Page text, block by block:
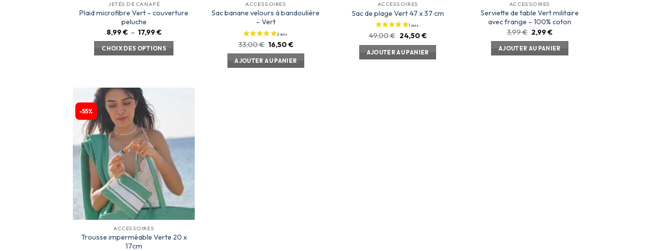
JETÉS DE CANAPÉ
Plaid microfibre Vert – couverture
peluche
8,99€ – 17,99€
CHOIX DES OPTIONS
ACCESSOIRES
Sac banane velours à bandoulière
– Vert
33,00€ 16,50€
AJOUTER AU PANIER
ACCESSOIRES
Sac de plage Vert 47 x 37 cm
49,00€ 24,50 €
AJOUTER AU PANIER
ACCESSOIRES
Serviette de table Vert militaire
avec frange – 100% coton
3,99€ 2,99€
AJOUTER AU PANIER
-55%
d’envies
ACCESSOIRES
Trousse imperméable Verte 20 x
17cm